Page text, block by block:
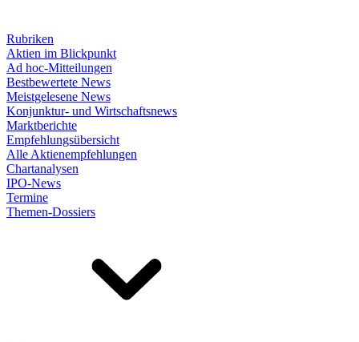
Rubriken
Aktien im Blickpunkt
Ad hoc-Mitteilungen
Bestbewertete News
Meistgelesene News
Konjunktur- und Wirtschaftsnews
Marktberichte
Empfehlungsübersicht
Alle Aktienempfehlungen
Chartanalysen
IPO-News
Termine
Themen-Dossiers